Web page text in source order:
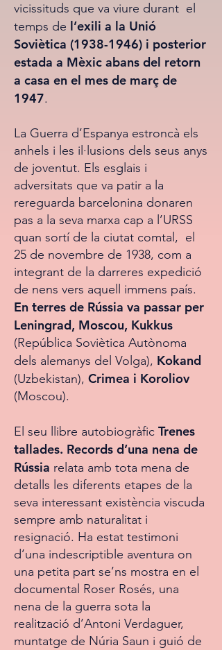
vicissituds que va viure durant el
temps de l’exili a la Unió
Soviètica (1938-1946) i posterior
estada a Mèxic abans del retorn
a casa en el mes de març de
1947.
La Guerra d’Espanya estroncà els
anhels i les il·lusions dels seus anys
de joventut. Els esglais i
adversitats que va patir a la
rereguarda barcelonina donaren
pas a la seva marxa cap a l’URSS
quan sortí de la ciutat comtal, el
25 de novembre de 1938, com a
integrant de la darreres expedició
de nens vers aquell immens país.
En terres de Rússia va passar per
Leningrad, Moscou, Kukkus
(República Soviètica Autònoma
dels alemanys del Volga), Kokand
(Uzbekistan), Crimea i Koroliov
(Moscou).
El seu llibre autobiogràfic Trenes
tallades. Records d’una nena de
Rússia relata amb tota mena de
detalls les diferents etapes de la
seva interessant existència viscuda
sempre amb naturalitat i
resignació. Ha estat testimoni
d’una indescriptible aventura on
una petita part se’ns mostra en el
documental Roser Rosés, una
nena de la guerra sota la
realització d’Antoni Verdaguer,
muntatge de Núria Saun i guió de